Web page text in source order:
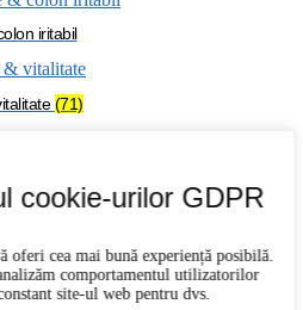
iritabil
(71)
cookie-urilor GDPR
oferi cea mai bună experiență posibilă.
comportamentul utilizatorilor
site-ul web pentru dvs.